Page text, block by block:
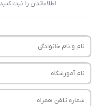
اطلاعاتتان را ثبت